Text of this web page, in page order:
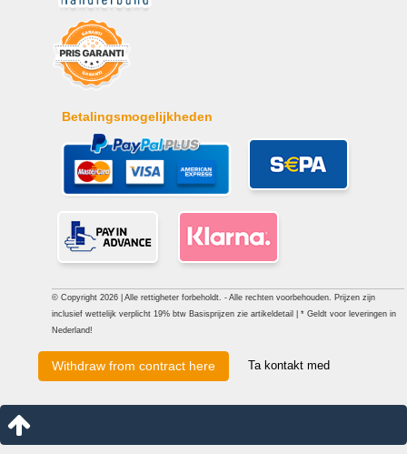
Betalingsmogelijkheden
© Copyright 2026 | Alle rettigheter forbeholdt. - Alle rechten voorbehouden. Prijzen zijn
inclusief wettelijk verplicht 19% btw Basisprijzen zie artikeldetail | * Geldt voor leveringen in
Nederland!
Withdraw from contract here Ta kontakt med